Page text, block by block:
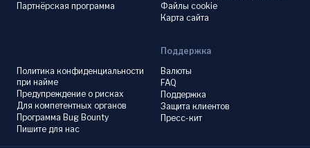
Партнёрская программа
Файлы cookie
Карта сайта
Политика конфиденциальности
при найме
Предупреждение о рисках
Для компетентных органов
Программа Bug Bounty
Пишите для нас
Поддержка
Валюты
FAQ
Поддержка
Защита клиентов
Пресс-кит